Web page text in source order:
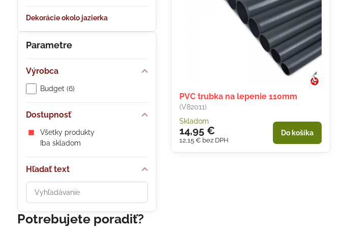
PVC trubka na lepenie 110mm
(V82011)
Skladom
14,95 €
12,15 € bez DPH
Do košíka
Parametre
Výrobca
Budget (6)
Dostupnosť
Všetky produkty
Iba skladom
Hľadať text
Prehľadať
výsledky
filtra
fulltextom
Potrebujete poradiť?
Dekorácie okolo jazierka